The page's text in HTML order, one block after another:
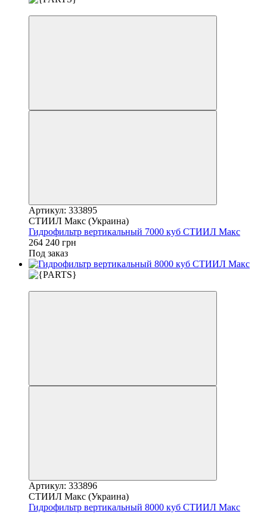
Артикул: 333895
СТИИЛ Макс (Украина)
Гидрофильтр вертикальный 7000 куб СТИИЛ Макс
264 240 грн
Под заказ
Артикул: 333896
СТИИЛ Макс (Украина)
Гидрофильтр вертикальный 8000 куб СТИИЛ Макс